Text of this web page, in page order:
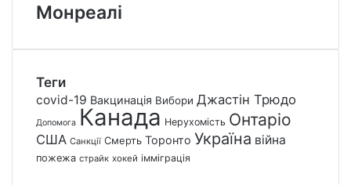
Монреалі
Теги
covid-19 Вакцинація Вибори Джастін Трюдо
Допомога Канада Нерухомість Онтаріо
США Санкції Смерть Торонто Україна війна
пожежа страйк хокей імміграція